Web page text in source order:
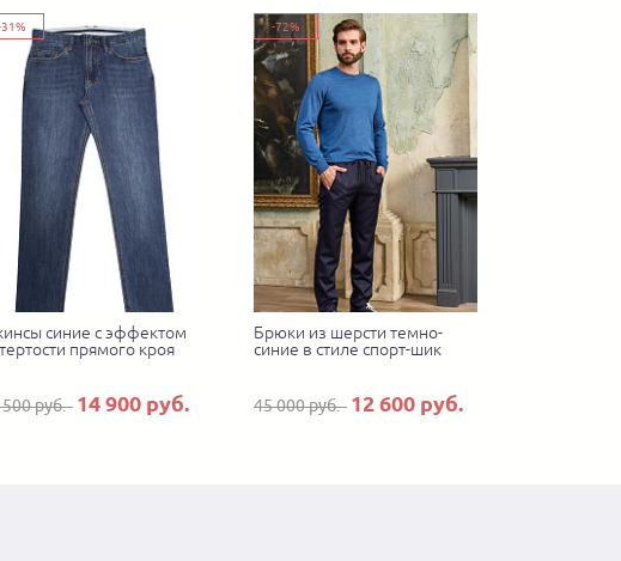
синие с эффектом
прямого кроя
500 руб. 14 900 руб.
-72%
Брюки из шерсти темно-
синие в стиле спорт-шик
45 000 руб. 12 600 руб.